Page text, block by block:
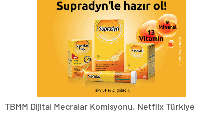
TBMM Dijital Mecralar Komisyonu, Netflix Türkiye